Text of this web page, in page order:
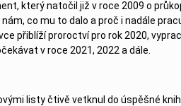
který natočil již v roce 2009 o
co mu to dalo a proč i nadále
přiblíží proroctví pro rok 2020,
v roce 2021, 2022 a dále.
listy čtivě vetknul do úspěšné